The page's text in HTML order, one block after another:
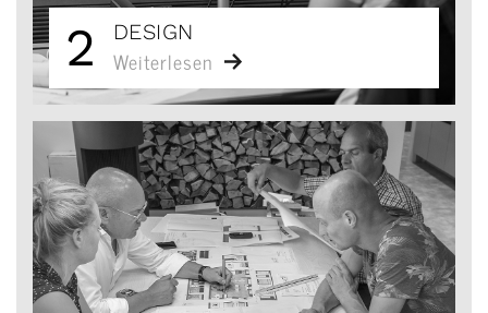
2 DESIGN
Weiterlesen